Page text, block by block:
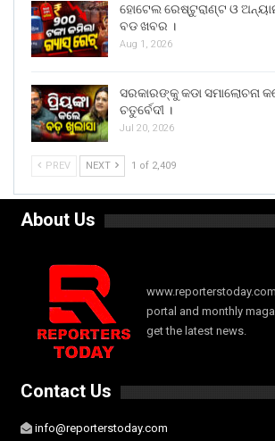
ହୋଟେଲ ରେଷ୍ଟୁରାଣ୍ଟ ଓ
ବଡ ଖବର ।
Aug 1, 2026
ସରକାରଙ୍କୁ କଡା ସମାଲୋଚନା
ଚତୁର୍ବେଦୀ ।
Jul 20, 2026
PREV NEXT 1 of 2,409
About Us
portal and monthly
get the latest news.
Contact Us
info@reporterstoday.com